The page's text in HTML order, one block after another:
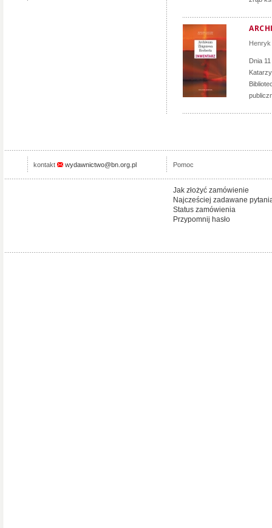
Henryk
Dnia
kontakt wydawnictwo@bn.org.pl Pomoc
Jak złożyć zamówienie
Najcześciej zadawane
Status zamówienia
Przypomnij hasło